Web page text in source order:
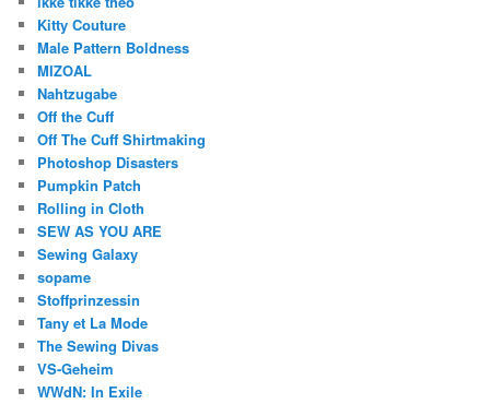
Kitty Couture
Male Pattern Boldness
MIZOAL
Nahtzugabe
Off the Cuff
Off The Cuff Shirtmaking
Photoshop Disasters
Pumpkin Patch
Rolling in Cloth
SEW AS YOU ARE
Sewing Galaxy
sopame
Stoffprinzessin
Tany et La Mode
The Sewing Divas
VS-Geheim
WWdN: In Exile